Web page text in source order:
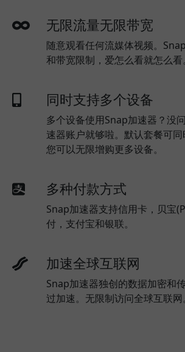
无限流量无限带宽
随意观看任何流媒体视频。
和带宽限制，爱怎么看就怎么看。
同时支持多个设备
多个设备使用Snap加速器？没
速器账户就够啦。默认套餐可同
您可以无限增购更多设备。
多种付款方式
Snap加速器支持信用卡，贝宝
付，支付宝和银联。
加速全球互联网
Snap加速器独创的数据加密和
过加速。无限制访问全球互联网。